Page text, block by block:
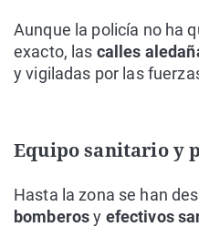
Aunque la policía no ha
exacto, las calles
y vigiladas por las
Equipo sanitario y
Hasta la zona se han
bomberosy efectivos